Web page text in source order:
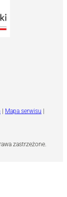
zastrzeżone.
| Mapa serwisu |